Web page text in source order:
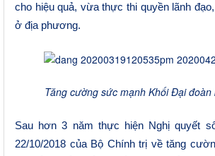
cho hiệu quả, vừa thực thi quyền lãnh
ở địa phương.
Tăng cường sức mạnh Khối Đại đoàn
Sau hơn 3 năm thực hiện Nghị quyết
22/10/2018 của Bộ Chính trị về tăng